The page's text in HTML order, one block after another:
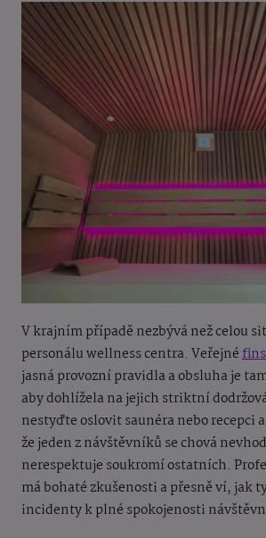
V krajním případě nezbývá než celou
personálu wellness centra. Veřejné
jasná provozní pravidla a obsluha je
aby dohlížela na jejich striktní
nestyďte oslovit saunéra nebo recepci
že jeden z návštěvníků se chová
nerespektuje soukromí ostatních.
má bohaté zkušenosti a přesně ví, jak
incidenty k plné spokojenosti